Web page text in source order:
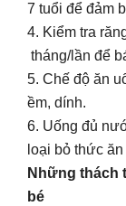
7 tuổi để đảm
4. Kiểm tra
tháng/lần để
5. Chế độ ăn
ềm, dính.
6. Uống đủ
loại bỏ thức
Những thách
bé